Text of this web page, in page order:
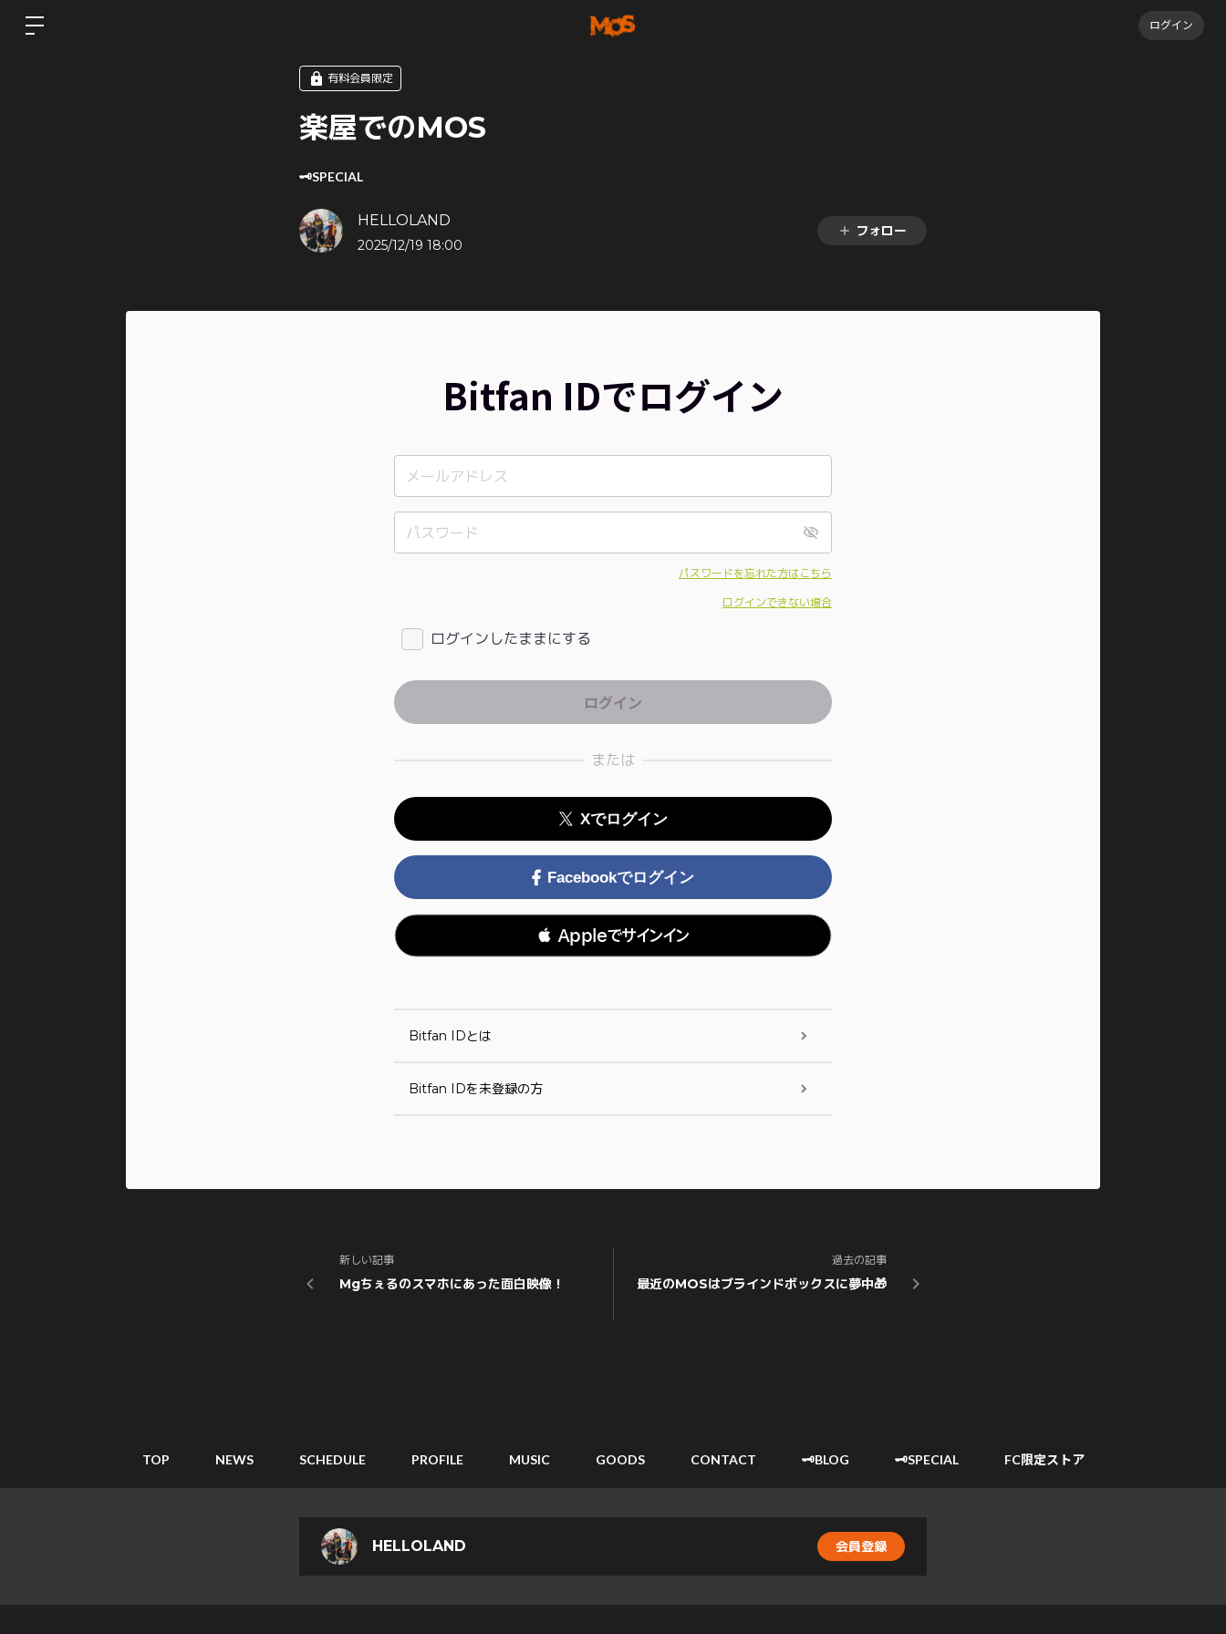
ログイン
有料会員限定
楽屋でのMOS
🗝️SPECIAL
HELLOLAND
2025/12/19 18:00
フォロー
Bitfan IDでログイン
パスワードを忘れた方はこちら
ログインできない場合
ログインしたままにする
または
Xでログイン
Facebookでログイン
 Appleでサインイン
Bitfan IDとは
Bitfan IDを未登録の方
新しい記事
Mgちぇるのスマホにあった面白映像！
過去の記事
最近のMOSはブラインドボックスに夢中🎁
TOP NEWS SCHEDULE PROFILE MUSIC GOODS CONTACT 🗝️BLOG 🗝️SPECIAL FC限定ストア
HELLOLAND 会員登録